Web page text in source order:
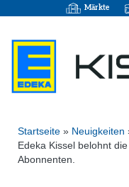
Märkte
Startseite » Neuigkeiten
Edeka Kissel belohnt
Abonnenten.